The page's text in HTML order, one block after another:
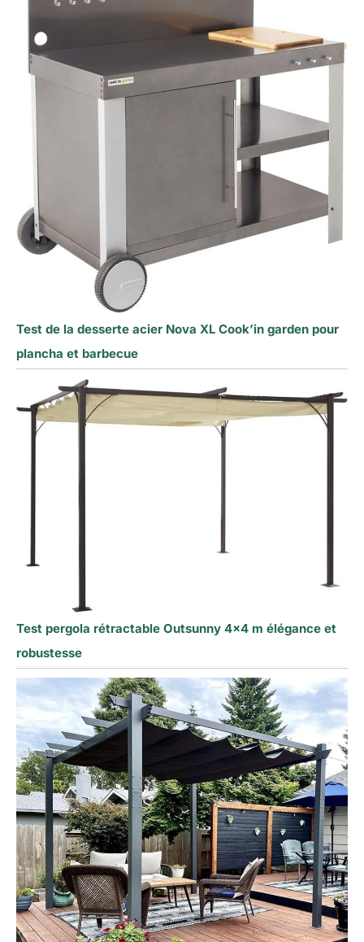
Test de la desserte acier Nova XL Cook’in garden pour
plancha et barbecue
Test pergola rétractable Outsunny 4×4 m élégance et
robustesse